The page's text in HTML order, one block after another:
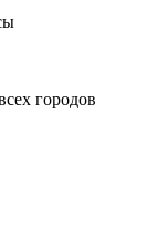
городов